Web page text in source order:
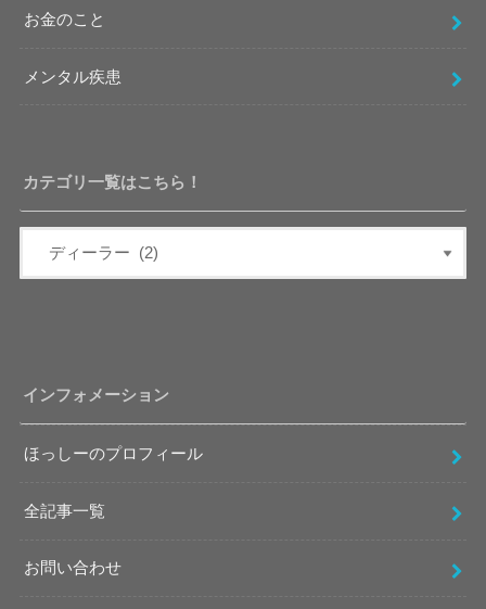
お金のこと
メンタル疾患
カテゴリ一覧はこちら！
インフォメーション
ほっしーのプロフィール
全記事一覧
お問い合わせ